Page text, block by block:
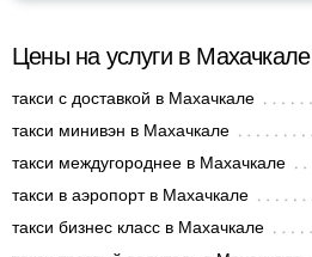
Цены на услуги в Махачкале
такси с доставкой в Махачкале
такси минивэн в Махачкале
такси междугороднее в Махачкале
такси в аэропорт в Махачкале
такси бизнес класс в Махачкале